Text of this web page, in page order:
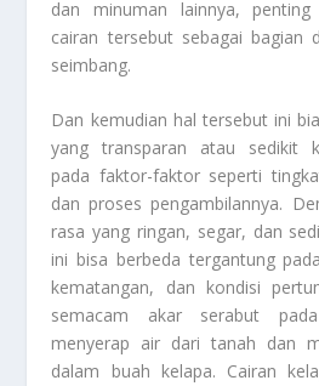
dan minuman lainnya,
cairan tersebut sebagai bagian
seimbang.
Dan kemudian hal tersebut ini
yang transparan atau sedikit
pada faktor-faktor seperti
dan proses pengambilannya.
rasa yang ringan, segar, dan
ini bisa berbeda tergantung
kematangan, dan kondisi
semacam akar serabut
menyerap air dari tanah dan
dalam buah kelapa. Cairan